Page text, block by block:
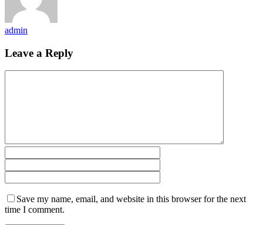
admin
Leave a Reply
Save my name, email, and website in this browser for the next
time I comment.